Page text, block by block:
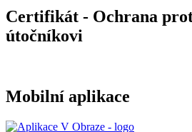
Certifikát - Ochrana
útočníkovi
Mobilní aplikace